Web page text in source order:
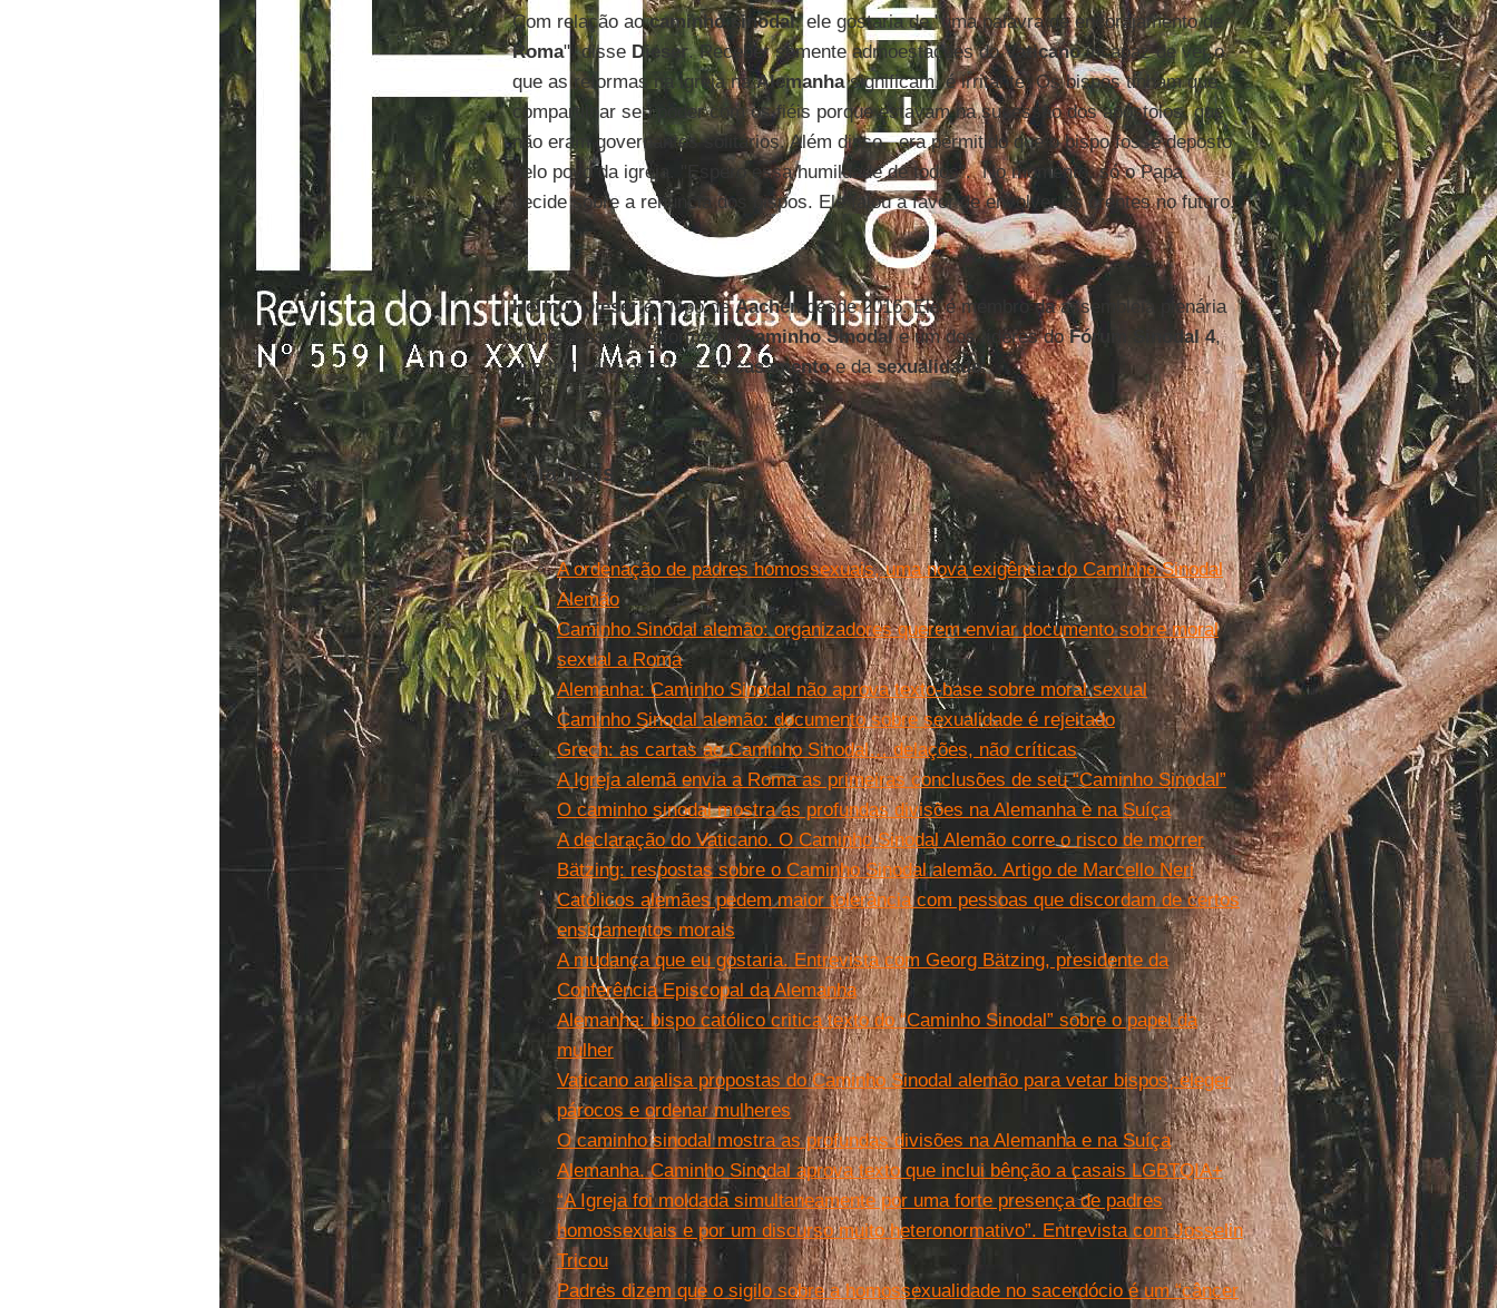
Com relação aocaminho sinodal, ele gostaria de "uma palavra de encorajamento de
Roma", disse Dieser. Receber somente admoestações doVaticanoincapaz de ver o
que as reformas na igreja naAlemanhasignificam, é irritante. Os bispos tinham que
compartilhar seu poder com os fiéis porque estavam na sucessão dos apóstolos, que
não eram governantes solitários. Além disso, era permitido que o bispo fosse deposto
pelo povo da igreja. "Espero essa humildade de todos". No momento, só o Papa
decide sobre a renúncia dos bispos. Ele falou a favor de envolver os crentes no futuro.
Helmut Dieseré bispo deAachendesde 2016. Ele é membro da assembleia plenária
do processo de reforma doCaminho Sinodale um dos líderes doFórum Sinodal 4,
que trata das questões docasamentoe dasexualidade.
Leia mais
A ordenação de padres homossexuais, uma nova exigência do Caminho Sinodal
Alemão
Caminho Sinodal alemão: organizadores querem enviar documento sobre moral
sexual a Roma
Alemanha: Caminho Sinodal não aprova texto-base sobre moral sexual
Caminho Sinodal alemão: documento sobre sexualidade é rejeitado
Grech: as cartas ao Caminho Sinodal… delações, não críticas
A Igreja alemã envia a Roma as primeiras conclusões de seu “Caminho Sinodal”
O caminho sinodal mostra as profundas divisões na Alemanha e na Suíça
A declaração do Vaticano. O Caminho Sinodal Alemão corre o risco de morrer
Bätzing: respostas sobre o Caminho Sinodal alemão. Artigo de Marcello Neri
Católicos alemães pedem maior tolerância com pessoas que discordam de certos
ensinamentos morais
A mudança que eu gostaria. Entrevista com Georg Bätzing, presidente da
Conferência Episcopal da Alemanha
Alemanha: bispo católico critica texto do “Caminho Sinodal” sobre o papel da
mulher
Vaticano analisa propostas do Caminho Sinodal alemão para vetar bispos, eleger
párocos e ordenar mulheres
O caminho sinodal mostra as profundas divisões na Alemanha e na Suíça
Alemanha. Caminho Sinodal aprova texto que inclui bênção a casais LGBTQIA+
“A Igreja foi moldada simultaneamente por uma forte presença de padres
homossexuais e por um discurso muito heteronormativo”. Entrevista com Josselin
Tricou
Padres dizem que o sigilo sobre a homossexualidade no sacerdócio é um “câncer